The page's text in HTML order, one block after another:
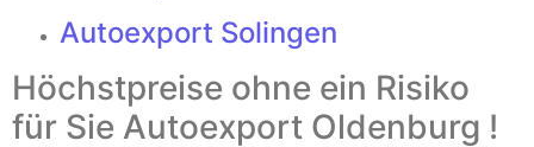
Autoexport Solingen
Höchstpreise ohne ein Risiko
für Sie Autoexport Oldenburg !